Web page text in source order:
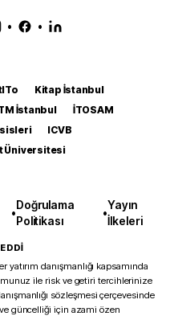
• •
Kitap İstanbul
İstanbul
İTOSAM
ICVB
Üniversitesi
•
Doğrulama
Politikası
•
Yayın
İlkeleri
danışmanlığı kapsamında
ile risk ve getiri tercihlerinize
sözleşmesi çerçevesinde
güncelliği için azami özen